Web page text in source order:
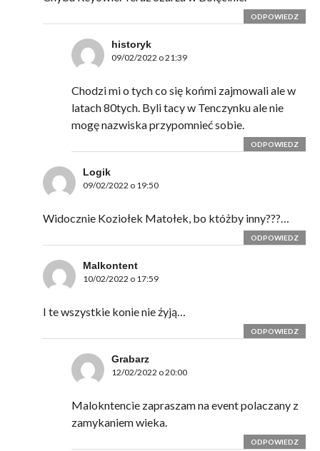
ODPOWIEDZ
historyk
09/02/2022 o 21:39
Chodzi mi o tych co się końmi zajmowali ale w
latach 80tych. Byli tacy w Tenczynku ale nie
mogę nazwiska przypomnieć sobie.
ODPOWIEDZ
Logik
09/02/2022 o 19:50
Widocznie Koziołek Matołek, bo któżby inny???…
ODPOWIEDZ
Malkontent
10/02/2022 o 17:59
I te wszystkie konie nie źyją…
ODPOWIEDZ
Grabarz
12/02/2022 o 20:00
Malokntencie zapraszam na event polaczany z
zamykaniem wieka.
ODPOWIEDZ